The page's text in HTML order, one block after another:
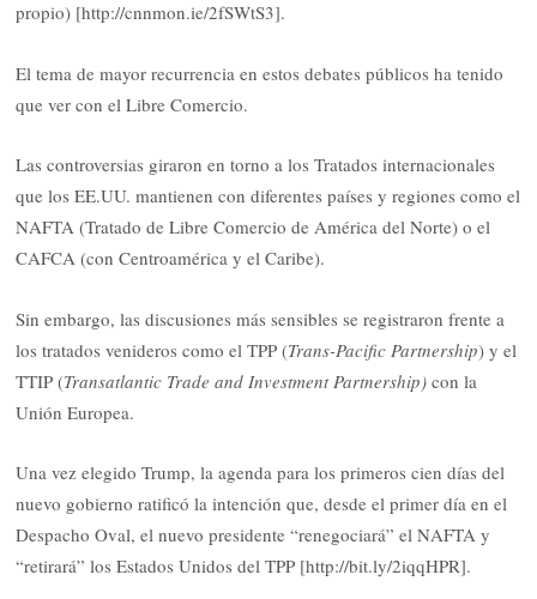
propio) [http://cnnmon.ie/2fSWtS3].
El tema de mayor recurrencia en estos debates públicos ha tenido
que ver con el Libre Comercio.
Las controversias giraron en torno a los Tratados internacionales
que los EE.UU. mantienen con diferentes países y regiones como el
NAFTA (Tratado de Libre Comercio de América del Norte) o el
CAFCA (con Centroamérica y el Caribe).
Sin embargo, las discusiones más sensibles se registraron frente a
los tratados venideros como el TPP (Trans-Pacific Partnership) y el
TTIP (Transatlantic Trade and Investment Partnership) con la
Unión Europea.
Una vez elegido Trump, la agenda para los primeros cien días del
nuevo gobierno ratificó la intención que, desde el primer día en el
Despacho Oval, el nuevo presidente “renegociará” el NAFTA y
“retirará” los Estados Unidos del TPP [http://bit.ly/2iqqHPR].